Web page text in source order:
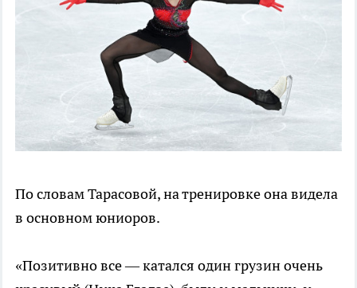
По словам Тарасовой, на тренировке она видела
в основном юниоров.
«Позитивно все — катался один грузин очень